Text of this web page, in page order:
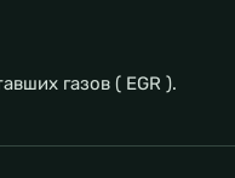
газов ( EGR ).